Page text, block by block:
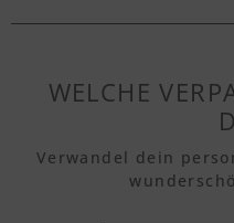
WELCHE
Verwandel dein